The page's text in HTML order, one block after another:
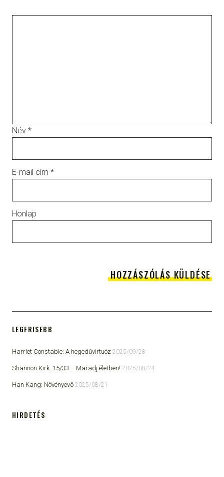
Név *
E-mail cím *
Honlap
LEGFRISEBB
Harriet Constable: A hegedűvirtuóz 2025/09/28
Shannon Kirk: 15/33 ​– Maradj életben! 2025/08/24
Han Kang: Növényevő 2025/08/21
HIRDETÉS